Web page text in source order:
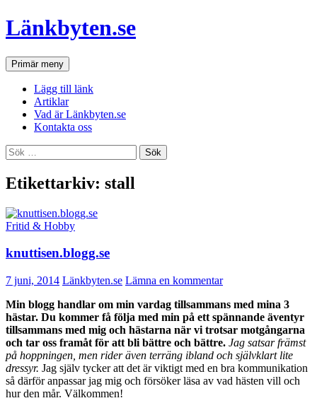
Hoppa
till
Länkbyten.se
SökPrimär meny
Lägg till länk
Artiklar
Vad är Länkbyten.se
Kontakta oss
Sök
efter:
Etikettarkiv: stall
Fritid & Hobby
knuttisen.blogg.se
7 juni, 2014 Länkbyten.se Lämna en kommentar
Min blogg handlar om min vardag tillsammans med mina 3
hästar. Du kommer få följa med min på ett spännande äventyr
tillsammans med mig och hästarna när vi trotsar motgångarna
och tar oss framåt för att bli bättre och bättre. Jag satsar främst
på hoppningen, men rider även terräng ibland och självklart lite
dressyr. Jag själv tycker att det är viktigt med en bra kommunikation
så därför anpassar jag mig och försöker läsa av vad hästen vill och
hur den mår. Välkommen!